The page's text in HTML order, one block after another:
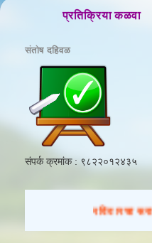
प्रतिक्रिया कळवा
संतोष दहिवळ
संपर्क क्रमांक : ९८२२०१२४३५
रविवारचा सराव